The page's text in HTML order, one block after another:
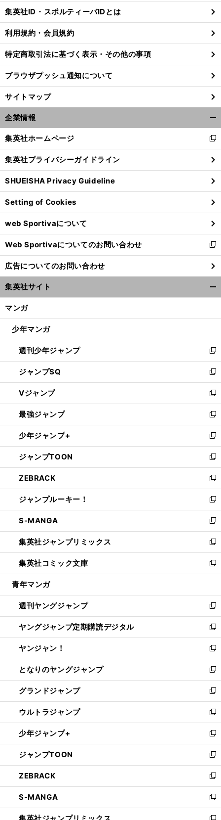
前
る
集英社ID・スポルティーバIDとは
利用規約・会員規約
特定商取引法に基づく表示・その他の事項
ブラウザプッシュ通知について
サイトマップ
企業情報
閉
る
集英社ホームページ
新
し
い
ウ
ィ
ン
ド
ウ
で
開
く
集英社プライバシーガイドライン
SHUEISHA Privacy Guideline
Setting of Cookies
web Sportivaについて
Web Sportivaについてのお問い合わせ
新
し
い
ウ
ィ
ン
ウ
開
く
広告についてのお問い合わせ
集英社サイト
マンガ
少年マンガ
週刊少年ジャンプ
新
し
い
ウ
ィ
ン
ド
ウ
で
開
く
ジャンプSQ
新
し
い
ウ
ィ
ン
ド
ウ
で
開
く
Vジャンプ
新
し
い
ウ
ィ
ン
ド
ウ
で
開
く
最強ジャンプ
新
し
い
ウ
ィ
ン
ド
ウ
で
開
く
少年ジャンプ+
新
し
い
ウ
ィ
ン
ド
ウ
で
開
く
ジャンプTOON
新
し
い
ウ
ィ
ン
ド
ウ
で
開
く
ZEBRACK
新
し
い
ウ
ィ
ン
ド
ウ
で
開
ジャンプルーキー！
新
し
い
ウ
ィ
ン
ド
ウ
開
く
S-MANGA
新
し
い
ウ
ィ
ン
ウ
で
開
く
集英社ジャンプリミックス
新
し
い
ウ
ン
ド
ウ
で
開
く
集英社コミック文庫
新
し
ウ
ィ
ン
ド
ウ
で
開
く
青年マンガ
週刊ヤングジャンプ
新
し
い
ウ
ィ
ン
ド
ウ
で
開
く
ヤングジャンプ定期購読デジタル
新
し
い
ウ
ィ
ン
ド
ウ
で
開
く
ヤンジャン！
新
し
い
ウ
ィ
ン
ド
ウ
で
開
く
となりのヤングジャンプ
新
し
い
ウ
ィ
ン
ド
ウ
で
開
く
グランドジャンプ
新
し
い
ウ
ィ
ン
ド
ウ
で
開
く
ウルトラジャンプ
新
し
い
ウ
ィ
ン
ド
ウ
で
開
く
少年ジャンプ+
新
し
い
ウ
ィ
ン
ド
ウ
ジャンプTOON
新
し
い
ウ
ィ
ン
ZEBRACK
新
し
い
ウ
S-MANGA
新
し